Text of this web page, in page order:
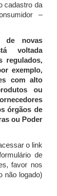
cadastro da
–
de novas
voltada
regulados,
exemplo,
com alto
ou
órgãos de
ou Poder
o link
de
favor nos
não logado)